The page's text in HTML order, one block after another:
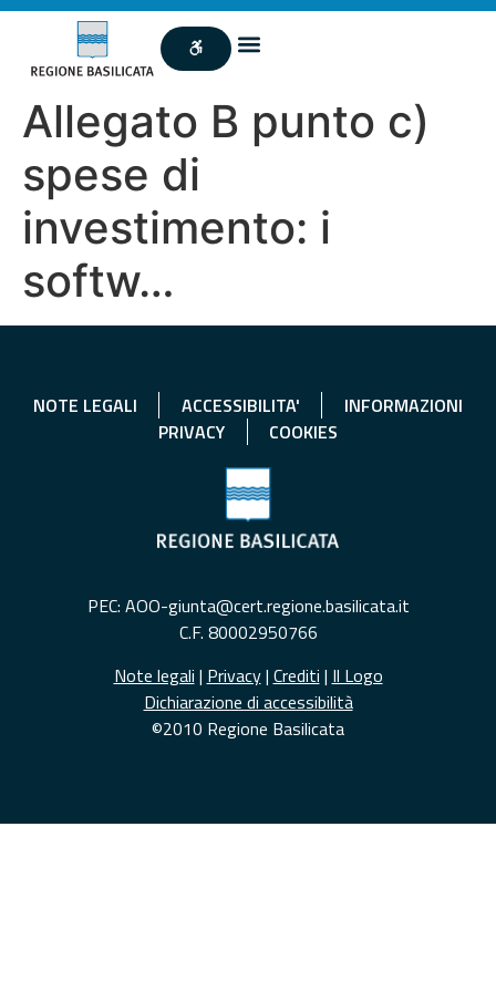
Allegato B punto c)
spese di
investimento: i
softw…
NOTE LEGALI ACCESSIBILITA'
INFORMAZIONI
PRIVACY
COOKIES
PEC: AOO-giunta@cert.regione.basilicata.it
C.F. 80002950766
Note legali | Privacy| Crediti | Il Logo
Dichiarazione di accessibilità
©2010 Regione Basilicata